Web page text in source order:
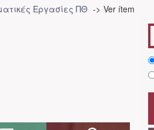
Εργασίες ΠΘ Ver ítem